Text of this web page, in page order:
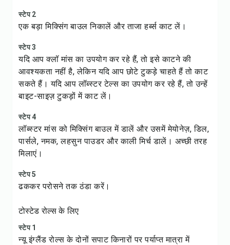
स्टेप 2
एक बड़ा मिक्सिंग बाउल निकालें और ताजा हर्ब्स काट लें।
स्टेप 3
यदि आप क्लॉ मांस का उपयोग कर रहे हैं, तो इसे काटने की
आवश्यकता नहीं है, लेकिन यदि आप छोटे टुकड़े चाहते हैं तो काट
सकते हैं। यदि आप लॉब्स्टर टेल्स का उपयोग कर रहे हैं, तो उन्हें
बाइट-साइज़ टुकड़ों में काट लें।
स्टेप 4
लॉब्स्टर मांस को मिक्सिंग बाउल में डालें और उसमें मेयोनेज़, डिल,
पार्सले, नमक, लहसुन पाउडर और काली मिर्च डालें। अच्छी तरह
मिलाएं।
स्टेप 5
ढककर परोसने तक ठंडा करें।
टोस्टेड रोल्स के लिए
स्टेप 1
न्यू इंग्लैंड रोल्स के दोनों सपाट किनारों पर पर्याप्त मात्रा में